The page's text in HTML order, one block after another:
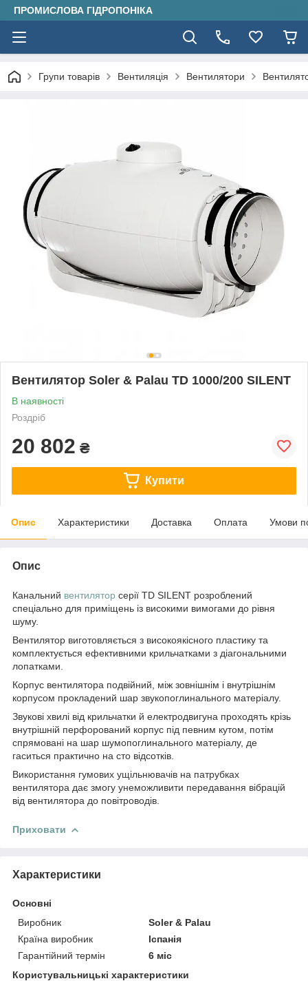
ПРОМИСЛОВА ГІДРОПОНІКА
Групи товарів Вентиляція Вентилятори
Вентилятор Soler & Palau TD 1000/200 SILENT
В наявності
Роздріб
20 802 ₴
Купити
Опис Характеристики Доставка Оплата Умови
Опис
Канальний вентилятор серії TD SILENT розроблений
спеціально для приміщень із високими вимогами до рівня
шуму.
Вентилятор виготовляється з високоякісного пластику та
комплектується ефективними крильчатками з діагональними
лопатками.
Корпус вентилятора подвійний, між зовнішнім і внутрішнім
корпусом прокладений шар звукопоглинального матеріалу.
Звукові хвилі від крильчатки й електродвигуна проходять крізь
внутрішній перфорований корпус під певним кутом, потім
спрямовані на шар шумопоглинального матеріалу, де
гаситься практично на сто відсотків.
Використання гумових ущільнювачів на патрубках
вентилятора дає змогу унеможливити передавання вібрацій
від вентилятора до повітроводів.
Приховати
Характеристики
Основні
Виробник
Soler & Palau
Країна виробник
Іспанія
Гарантійний термін
6 міс
Користувальницькі характеристики